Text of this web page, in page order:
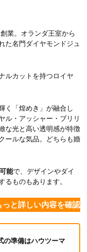
業。オランダ王室から
た名門ダイヤモンドジュ
ルカットを持つロイヤ
く「煌めき」が融合し
ル・アッシャー・ブリリ
な光と高い透明感が特徴
ールな気品。どちらも婚
能で、デザインやダイ
るものもあります。
と詳しい内容を確認
の準備はハウツーマ